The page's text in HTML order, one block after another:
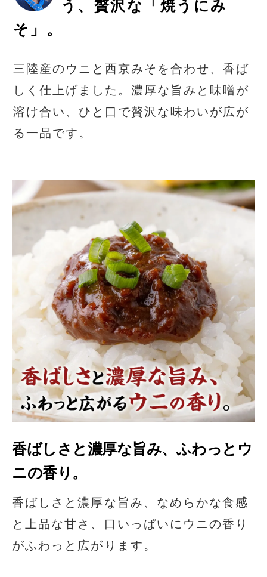
う、贅沢な「焼うにみ
そ」。
三陸産のウニと西京みそを合わせ、香ば
しく仕上げました。濃厚な旨みと味噌が
溶け合い、ひと口で贅沢な味わいが広が
る一品です。
香ばしさと濃厚な旨み、ふわっとウ
ニの香り。
香ばしさと濃厚な旨み、なめらかな食感
と上品な甘さ、口いっぱいにウニの香り
がふわっと広がります。